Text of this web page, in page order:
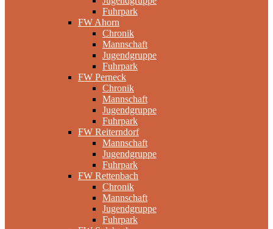
Fuhrpark
FW Ahorn
Chronik
Mannschaft
Jugendgruppe
Fuhrpark
FW Perneck
Chronik
Mannschaft
Jugendgruppe
Fuhrpark
FW Reiterndorf
Mannschaft
Jugendgruppe
Fuhrpark
FW Rettenbach
Chronik
Mannschaft
Jugendgruppe
Fuhrpark